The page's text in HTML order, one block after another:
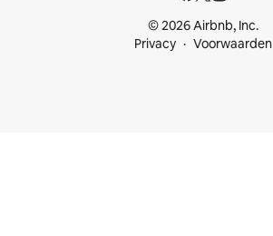
© 2026 Airbnb, Inc.
Privacy
Voorwaarden